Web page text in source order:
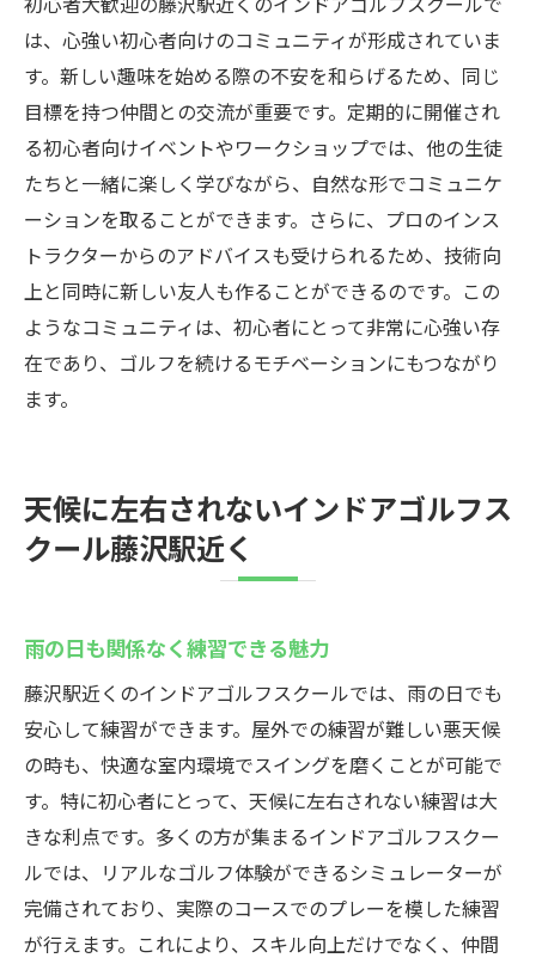
は、心強い初心者向けのコミュニティが形成されていま
す。新しい趣味を始める際の不安を和らげるため、同じ
目標を持つ仲間との交流が重要です。定期的に開催され
る初心者向けイベントやワークショップでは、他の生徒
たちと一緒に楽しく学びながら、自然な形でコミュニケ
ーションを取ることができます。さらに、プロのインス
トラクターからのアドバイスも受けられるため、技術向
上と同時に新しい友人も作ることができるのです。この
ようなコミュニティは、初心者にとって非常に心強い存
在であり、ゴルフを続けるモチベーションにもつながり
ます。
天候に左右されないインドアゴルフス
クール藤沢駅近く
雨の日も関係なく練習できる魅力
藤沢駅近くのインドアゴルフスクールでは、雨の日でも
安心して練習ができます。屋外での練習が難しい悪天候
の時も、快適な室内環境でスイングを磨くことが可能で
す。特に初心者にとって、天候に左右されない練習は大
きな利点です。多くの方が集まるインドアゴルフスクー
ルでは、リアルなゴルフ体験ができるシミュレーターが
完備されており、実際のコースでのプレーを模した練習
が行えます。これにより、スキル向上だけでなく、仲間